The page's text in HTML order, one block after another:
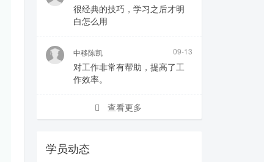
很经典的技巧，学习之后才明
白怎么用
中移陈凯 09-13
对工作非常有帮助，提高了工
作效率。
查看更多
学员动态